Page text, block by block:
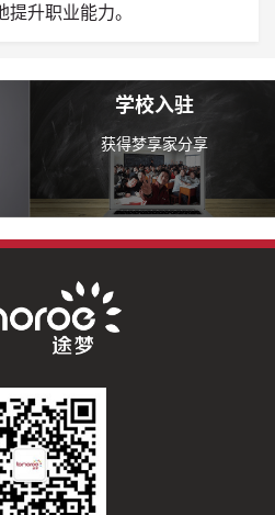
升职业能力。
学校入驻
获得梦享家分享